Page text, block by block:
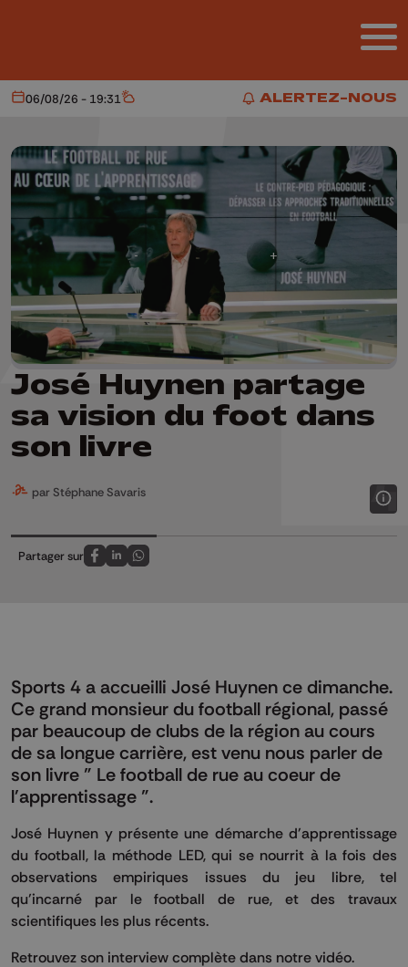
ALERTEZ-NOUS
ALERTEZ-NOUS
Aujourd'hui
06/08/26 - 19:31 Météo
José Huynen partage
sa vision du foot dans
son livre
par Stéphane Savaris
Partager sur
Partagez sur FaceBook
Partagez sur LinkedIn
Partagez sur Whatsapp
Sports 4 a accueilli José Huynen ce dimanche.
Ce grand monsieur du football régional, passé
par beaucoup de clubs de la région au cours
de sa longue carrière, est venu nous parler de
son livre " Le football de rue au coeur de
l'apprentissage ".
José Huynen y présente une démarche d'apprentissage
du football, la méthode LED, qui se nourrit à la fois des
observations empiriques issues du jeu libre, tel
qu’incarné par le football de rue, et des travaux
scientifiques les plus récents.
Retrouvez son interview complète dans notre vidéo.